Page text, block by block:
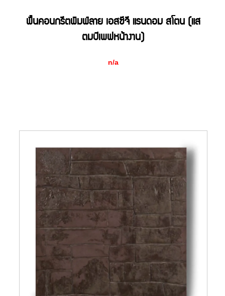
พื้นคอนกรีตพิมพ์ลาย เอสซีจี แรนดอม สโตน (แส
ตมป์เพฟหน้างาน)
n/a